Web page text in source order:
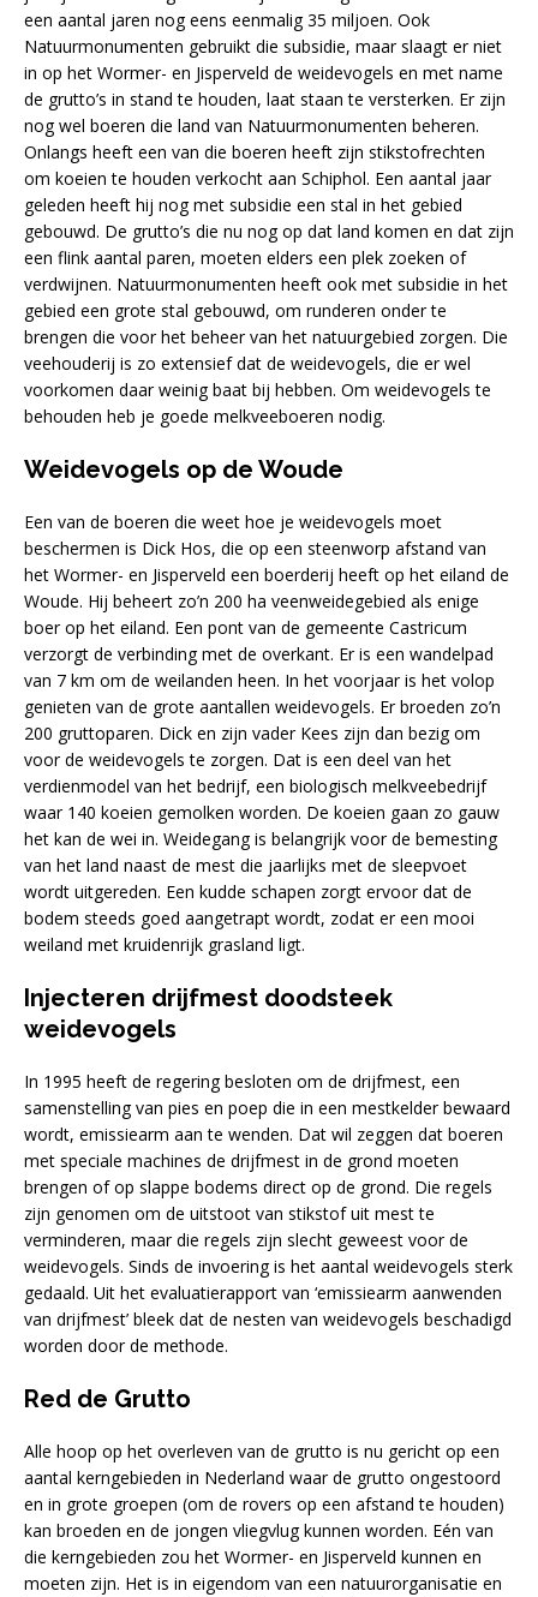
een aantal jaren nog eens eenmalig 35 miljoen. Ook
Natuurmonumenten gebruikt die subsidie, maar slaagt er niet
in op het Wormer- en Jisperveld de weidevogels en met name
de grutto’s in stand te houden, laat staan te versterken. Er zijn
nog wel boeren die land van Natuurmonumenten beheren.
Onlangs heeft een van die boeren heeft zijn stikstofrechten
om koeien te houden verkocht aan Schiphol. Een aantal jaar
geleden heeft hij nog met subsidie een stal in het gebied
gebouwd. De grutto’s die nu nog op dat land komen en dat zijn
een flink aantal paren, moeten elders een plek zoeken of
verdwijnen. Natuurmonumenten heeft ook met subsidie in het
gebied een grote stal gebouwd, om runderen onder te
brengen die voor het beheer van het natuurgebied zorgen. Die
veehouderij is zo extensief dat de weidevogels, die er wel
voorkomen daar weinig baat bij hebben. Om weidevogels te
behouden heb je goede melkveeboeren nodig.
Weidevogels op de Woude
Een van de boeren die weet hoe je weidevogels moet
beschermen is Dick Hos, die op een steenworp afstand van
het Wormer- en Jisperveld een boerderij heeft op het eiland de
Woude. Hij beheert zo’n 200 ha veenweidegebied als enige
boer op het eiland. Een pont van de gemeente Castricum
verzorgt de verbinding met de overkant. Er is een wandelpad
van 7 km om de weilanden heen. In het voorjaar is het volop
genieten van de grote aantallen weidevogels. Er broeden zo’n
200 gruttoparen. Dick en zijn vader Kees zijn dan bezig om
voor de weidevogels te zorgen. Dat is een deel van het
verdienmodel van het bedrijf, een biologisch melkveebedrijf
waar 140 koeien gemolken worden. De koeien gaan zo gauw
het kan de wei in. Weidegang is belangrijk voor de bemesting
van het land naast de mest die jaarlijks met de sleepvoet
wordt uitgereden. Een kudde schapen zorgt ervoor dat de
bodem steeds goed aangetrapt wordt, zodat er een mooi
weiland met kruidenrijk grasland ligt.
Injecteren drijfmest doodsteek
weidevogels
In 1995 heeft de regering besloten om de drijfmest, een
samenstelling van pies en poep die in een mestkelder bewaard
wordt, emissiearm aan te wenden. Dat wil zeggen dat boeren
met speciale machines de drijfmest in de grond moeten
brengen of op slappe bodems direct op de grond. Die regels
zijn genomen om de uitstoot van stikstof uit mest te
verminderen, maar die regels zijn slecht geweest voor de
weidevogels. Sinds de invoering is het aantal weidevogels sterk
gedaald. Uit het evaluatierapport van ‘emissiearm aanwenden
van drijfmest’ bleek dat de nesten van weidevogels beschadigd
worden door de methode.
Red de Grutto
Alle hoop op het overleven van de grutto is nu gericht op een
aantal kerngebieden in Nederland waar de grutto ongestoord
en in grote groepen (om de rovers op een afstand te houden)
kan broeden en de jongen vliegvlug kunnen worden. Eén van
die kerngebieden zou het Wormer- en Jisperveld kunnen en
moeten zijn. Het is in eigendom van een natuurorganisatie en